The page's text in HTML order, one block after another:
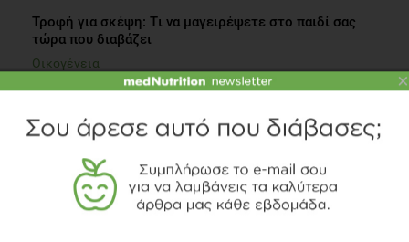
Τροφή για σκέψη: Tι να μαγειρέψετε στο παιδί σας
τώρα που διαβάζει
Οικογένεια
3 λεπτά να διαβαστεί
×